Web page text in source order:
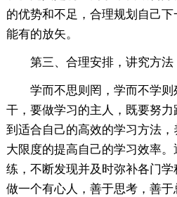
的优势和不足，合理规划自己
能有的放矢。
第三、合理安排，讲究方法
学而不思则罔，学而不学
干，要做学习的主人，既要努
到适合自己的高效的学习方法
大限度的提高自己的学习效率。
练，不断发现并及时弥补各门
做一个有心人，善于思考，善